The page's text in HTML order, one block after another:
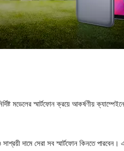
মডেলের স্মার্টফোন ক্রয়ে আকর্ষণীয়
দামে সেরা সব স্মার্টফোন কিনতে পারবেন।